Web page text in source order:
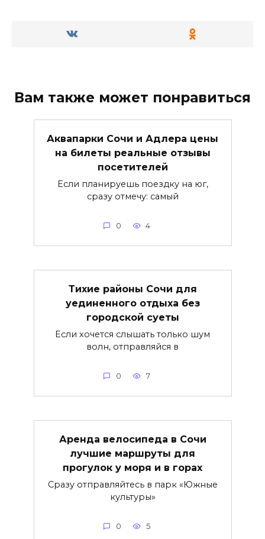
Вам также может понравиться
Аквапарки Сочи и Адлера цены
на билеты реальные отзывы
посетителей
Если планируешь поездку на юг,
сразу отмечу: самый
0 4
Тихие районы Сочи для
уединенного отдыха без
городской суеты
Если хочется слышать только шум
волн, отправляйся в
0 7
Аренда велосипеда в Сочи
лучшие маршруты для
прогулок у моря и в горах
Сразу отправляйтесь в парк «Южные
культуры»
0 5